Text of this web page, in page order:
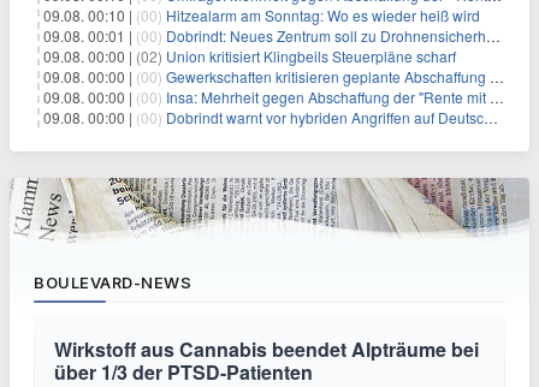
09.08. 00:10 | (00) Hitzealarm am Sonntag: Wo es wieder heiß wird
09.08. 00:01 | (00) Dobrindt: Neues Zentrum soll zu Drohnensicherheit forschen
09.08. 00:00 | (02) Union kritisiert Klingbeils Steuerpläne scharf
09.08. 00:00 | (00) Gewerkschaften kritisieren geplante Abschaffung der "Rente mit 63"
09.08. 00:00 | (00) Insa: Mehrheit gegen Abschaffung der "Rente mit 63"
09.08. 00:00 | (00) Dobrindt warnt vor hybriden Angriffen auf Deutschland
BOULEVARD-NEWS
Wirkstoff aus Cannabis beendet Alpträume bei
über 1/3 der PTSD-Patienten